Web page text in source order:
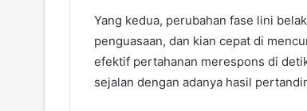
Yang kedua, perubahan fase lini
penguasaan, dan kian cepat di
efektif pertahanan merespons di
sejalan dengan adanya hasil